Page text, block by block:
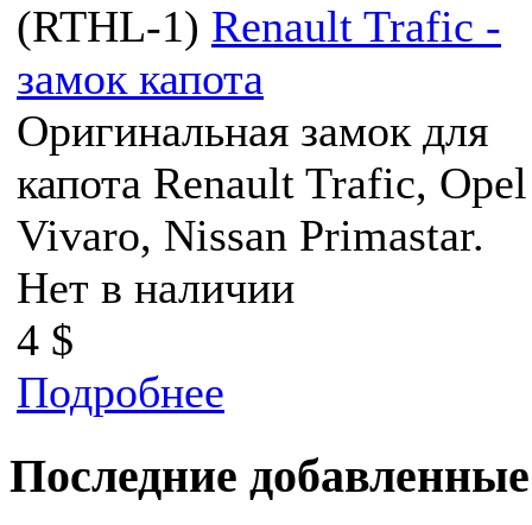
(RTHL-1) Renault Trafic -
замок капота
Оригинальная замок для
капота Renault Trafic, Opel
Vivaro, Nissan Primastar.
Нет в наличии
4 $
Подробнее
Последние добавленные